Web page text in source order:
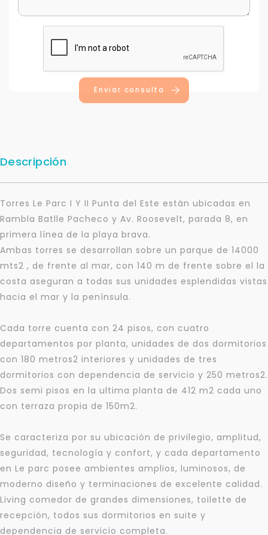
Enviar consulta
Descripción
Torres Le Parc I Y II Punta del Este están ubicadas en
Rambla Batlle Pacheco y Av. Roosevelt, parada 8, en
primera línea de la playa brava.
Ambas torres se desarrollan sobre un parque de 14000
mts2 , de frente al mar, con 140 m de frente sobre el la
costa aseguran a todas sus unidades esplendidas vistas
hacia el mar y la península.
Cada torre cuenta con 24 pisos, con cuatro
departamentos por planta, unidades de dos dormitorios
con 180 metros2 interiores y unidades de tres
dormitorios con dependencia de servicio y 250 metros2.
Dos semi pisos en la ultima planta de 412 m2 cada uno
con terraza propia de 150m2.
Se caracteriza por su ubicación de privilegio, amplitud,
seguridad, tecnología y confort, y cada departamento
en Le parc posee ambientes amplios, luminosos, de
moderno diseño y terminaciones de excelente calidad.
Living comedor de grandes dimensiones, toilette de
recepción, todos sus dormitorios en suite y
dependencia de servicio completa.
Para responderte
mejor y más rápido
Déjanos tus datos para identificar tu consulta en el
sistema de gestión de clientes.
Tu nombre *